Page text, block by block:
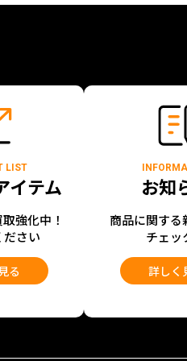
LIST
イテム
強化中！
ださい
る
お知
商品に関する
チェッ
詳しく